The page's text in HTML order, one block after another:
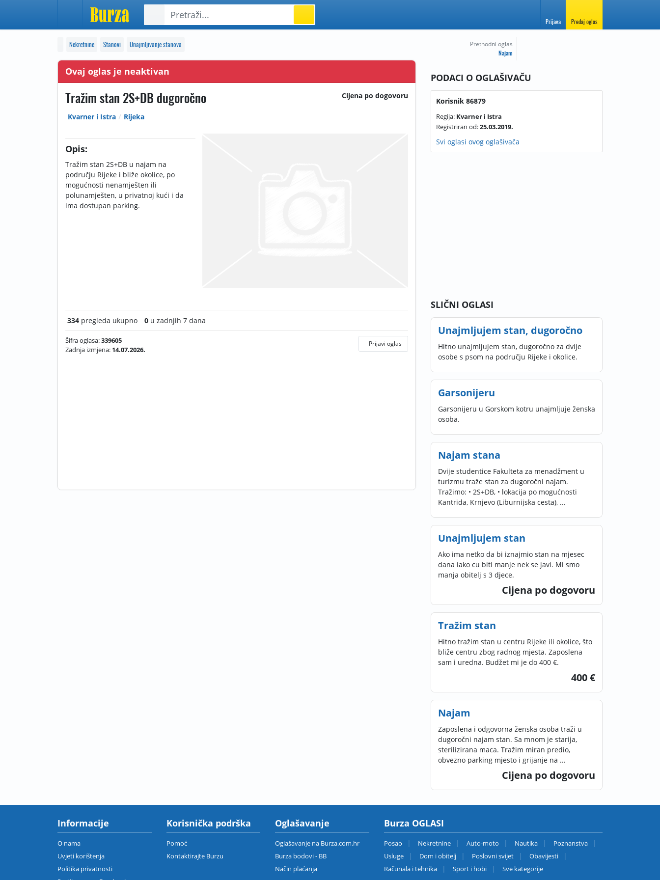
Prijava Predaj oglas
Nekretnine Stanovi Unajmljivanje stanova
Ovaj oglas je neaktivan
Tražim stan 2S+DB dugoročno Cijena po dogovoru
Kvarner i Istra Rijeka
Opis:
Tražim stan 2S+DB u najam na
području Rijeke i bliže okolice, po
mogućnosti nenamješten ili
polunamješten, u privatnoj kući i da
ima dostupan parking.
334 pregleda ukupno 0 u zadnjih 7 dana
Šifra oglasa:339605
Zadnja izmjena: 14.07.2026.
Prijavi oglas
Prethodni oglas
Najam
PODACI O OGLAŠIVAČU
Korisnik 86879
Regija: Kvarner i Istra
Registriran od:25.03.2019.
Svi oglasi ovog oglašivača
SLIČNI OGLASI
Unajmljujem stan, dugoročno
Hitno unajmljujem stan, dugoročno za dvije
osobe s psom na području Rijeke i okolice.
Garsonijeru
Garsonijeru u Gorskom kotru unajmljuje ženska
osoba.
Najam stana
Dvije studentice Fakulteta za menadžment u
turizmu traže stan za dugoročni najam.
Tražimo: • 2S+DB, • lokacija po mogućnosti
Kantrida, Krnjevo (Liburnijska cesta), ...
Unajmljujem stan
Ako ima netko da bi iznajmio stan na mjesec
dana iako cu biti manje nek se javi. Mi smo
manja obitelj s 3 djece.
Cijena po dogovoru
Tražim stan
Hitno tražim stan u centru Rijeke ili okolice, što
bliže centru zbog radnog mjesta. Zaposlena
sam i uredna. Budžet mi je do 400 €.
400 €
Najam
Zaposlena i odgovorna ženska osoba traži u
dugoročni najam stan. Sa mnom je starija,
sterilizirana maca. Tražim miran predio,
obvezno parking mjesto i grijanje na ...
Cijena po dogovoru
Informacije
O nama
Uvjeti korištenja
Politika privatnosti
Korisnička podrška
Pomoć
Kontaktirajte Burzu
Oglašavanje
Oglašavanje na Burza.com.hr
Burza bodovi - BB
Način plaćanja
Burza OGLASI
Posao Nekretnine Auto-moto Nautika
Poznanstva
Usluge
Dom i obitelj Poslovni svijet
Obavijesti
Računala i tehnika
Sport i hobi Sve kategorije